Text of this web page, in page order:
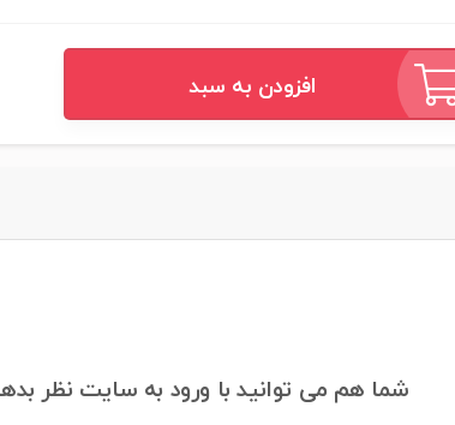
افزودن به سبد
شما هم می توانید با ورود به سایت نظر